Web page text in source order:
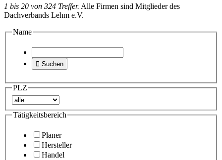
1 bis 20 von 324 Treffer. Alle Firmen sind Mitglieder des
Dachverbands Lehm e.V.
Name
 Suchen
PLZ
Tätigkeitsbereich
Planer
Hersteller
Handel